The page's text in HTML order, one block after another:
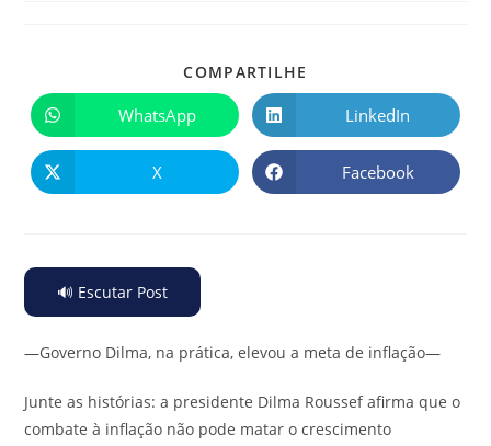
COMPARTILHE
WhatsApp LinkedIn
X Facebook
🔊 Escutar Post
—Governo Dilma, na prática, elevou a meta de inflação—
Junte as histórias: a presidente Dilma Roussef afirma que o
combate à inflação não pode matar o crescimento